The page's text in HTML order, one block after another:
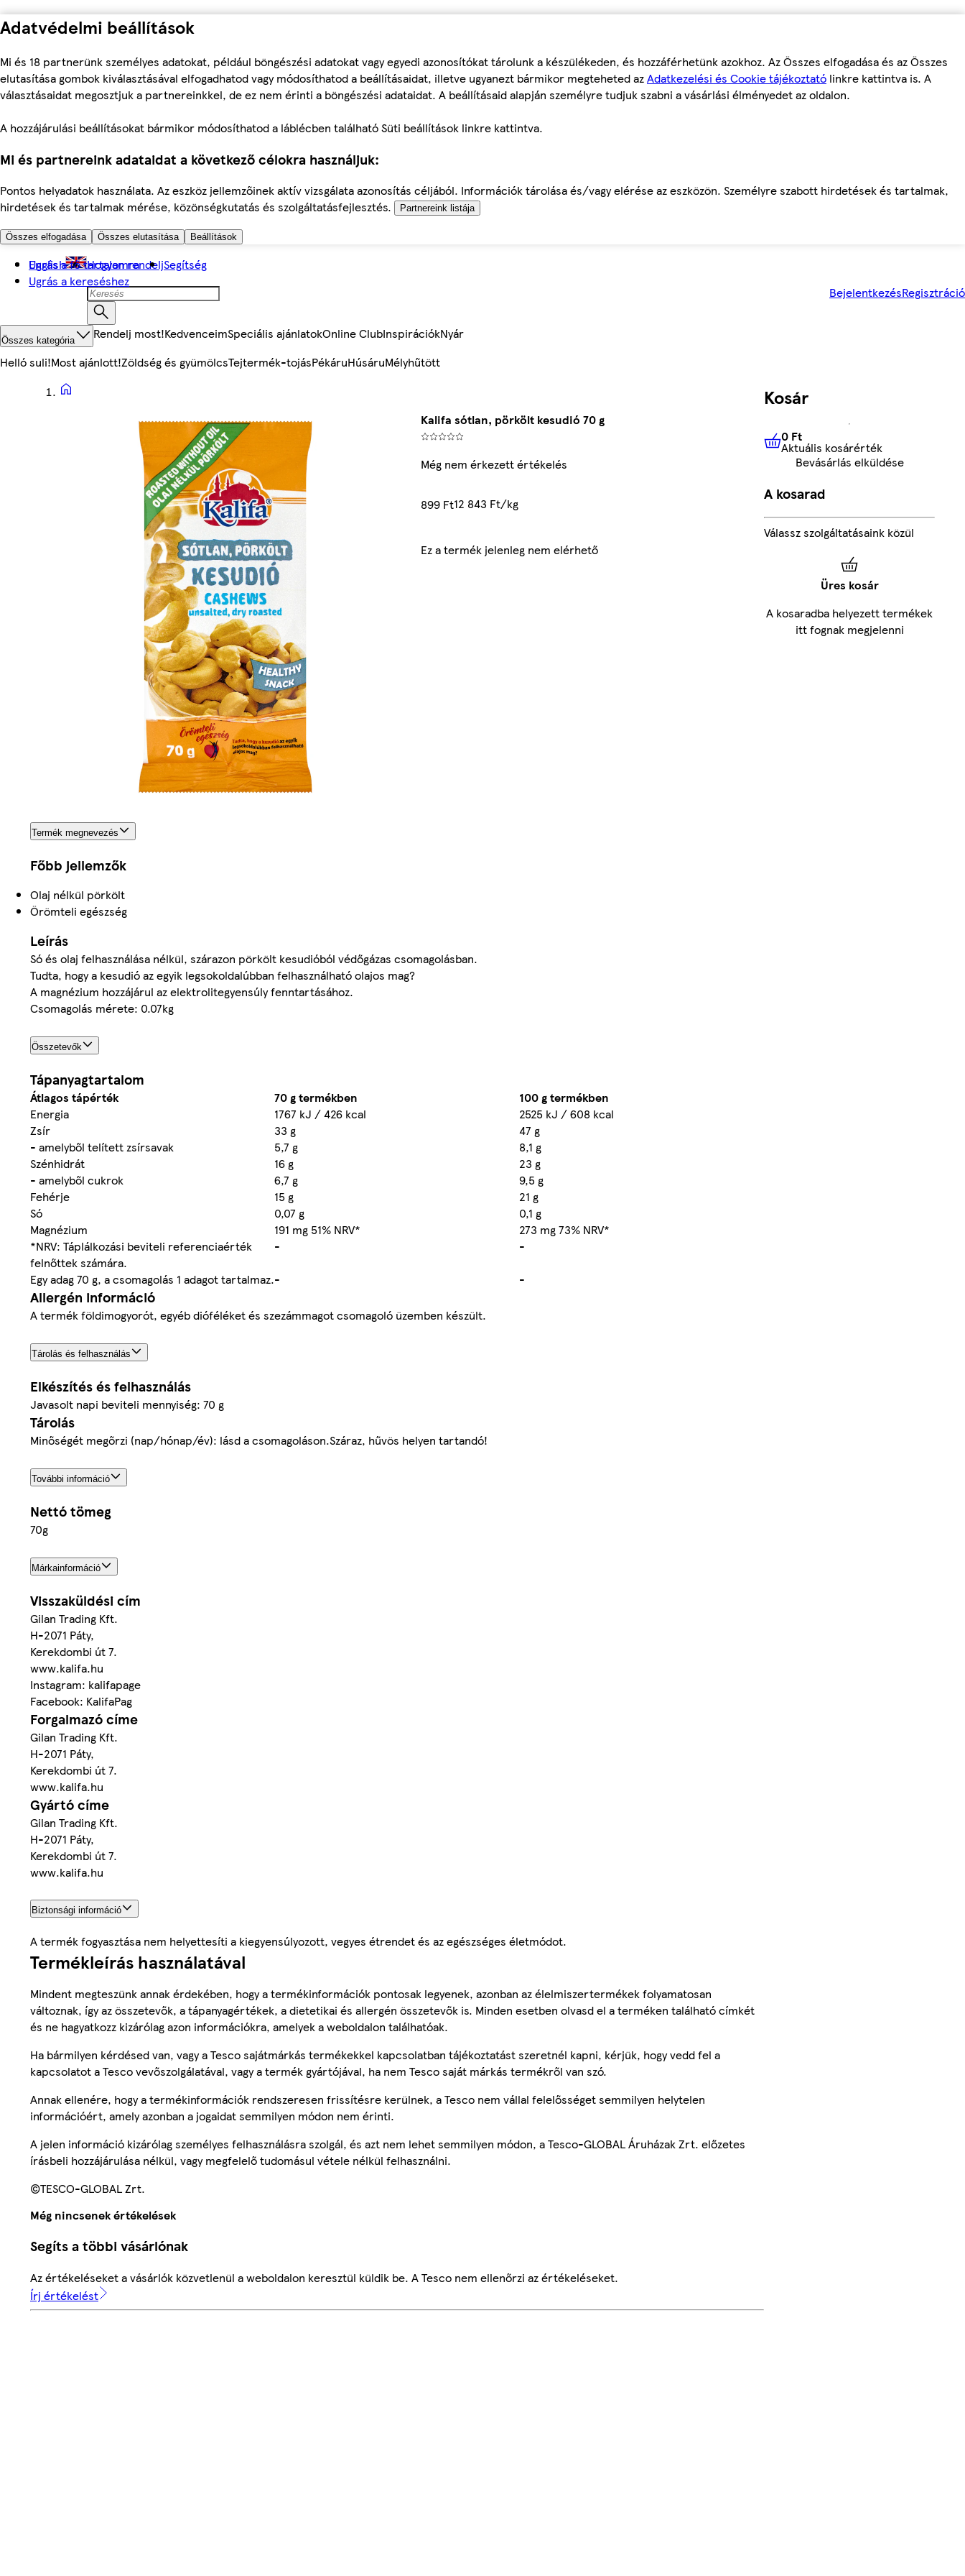
Adatvédelmi beállítások
Mi és 18 partnerünk személyes adatokat, például böngészési adatokat vagy egyedi azonosítókat tárolunk a készülékeden, és hozzáférhetünk azokhoz. Az Összes elfogadása és az Összes
elutasítása gombok kiválasztásával elfogadhatod vagy módosíthatod a beállításaidat, illetve ugyanezt bármikor megteheted azAdatkezelési és Cookie tájékoztató linkre kattintva is. A
választásaidat megosztjuk a partnereinkkel, de ez nem érinti a böngészési adataidat. A beállításaid alapján személyre tudjuk szabni a vásárlási élményedet az oldalon.
A hozzájárulási beállításokat bármikor módosíthatod a láblécben található Süti beállítások linkre kattintva.
Mi és partnereink adataidat a következő célokra használjuk:
Pontos helyadatok használata. Az eszköz jellemzőinek aktív vizsgálata azonosítás céljából. Információk tárolása és/vagy elérése az eszközön. Személyre szabott hirdetések és tartalmak,
hirdetések és tartalmak mérése, közönségkutatás és szolgáltatásfejlesztés.
Partnereink listája
Összes elfogadása Összes elutasítása Beállítások
Ugrás a fő tartalomra
Ugrás a kereséshez
English Hogyan rendeljSegítség
BejelentkezésRegisztráció
Összes kategória Rendelj most!KedvenceimSpeciális ajánlatokOnline ClubInspirációkNyár
Helló suli!Most ajánlott!Zöldség és gyümölcsTejtermék-tojásPékáruHúsáruMélyhűtött
Kalifa sótlan, pörkölt kesudió 70 g
Még nem érkezett értékelés
899 Ft12 843 Ft/kg
Ez a termék jelenleg nem elérhető
Termék megnevezés
Főbb jellemzők
Olaj nélkül pörkölt
Örömteli egészség
Leírás
Só és olaj felhasználása nélkül, szárazon pörkölt kesudióból védőgázas csomagolásban.
Tudta, hogy a kesudió az egyik legsokoldalúbban felhasználható olajos mag?
A magnézium hozzájárul az elektrolitegyensúly fenntartásához.
Csomagolás mérete: 0.07kg
Összetevők
Tápanyagtartalom
Átlagos tápérték 70 g termékben
100 g termékben
Energia
1767 kJ / 426 kcal
2525 kJ / 608 kcal
Zsír
33 g
47 g
- amelyből telített zsírsavak
5,7 g
8,1 g
Szénhidrát
16 g
23 g
- amelyből cukrok
6,7 g
9,5 g
Fehérje
15 g
21 g
Só
0,07 g
0,1 g
Magnézium
191 mg 51% NRV*
273 mg 73% NRV*
*NRV: Táplálkozási beviteli referenciaérték
felnőttek számára.
-
-
Egy adag 70 g, a csomagolás 1 adagot tartalmaz.- -
Allergén információ
A termék földimogyorót, egyéb dióféléket és szezámmagot csomagoló üzemben készült.
Tárolás és felhasználás
Elkészítés és felhasználás
Javasolt napi beviteli mennyiség: 70 g
Tárolás
Minőségét megőrzi (nap/hónap/év): lásd a csomagoláson.Száraz, hűvös helyen tartandó!
További információ
Nettó tömeg
70g
Márkainformáció
Visszaküldési cím
Gilan Trading Kft.
H-2071 Páty,
Kerekdombi út 7.
www.kalifa.hu
Instagram: kalifapage
Facebook: KalifaPag
Forgalmazó címe
Gilan Trading Kft.
H-2071 Páty,
Kerekdombi út 7.
www.kalifa.hu
Gyártó címe
Gilan Trading Kft.
H-2071 Páty,
Kerekdombi út 7.
www.kalifa.hu
Biztonsági információ
A termék fogyasztása nem helyettesíti a kiegyensúlyozott, vegyes étrendet és az egészséges életmódot.
Termékleírás használatával
Mindent megteszünk annak érdekében, hogy a termékinformációk pontosak legyenek, azonban az élelmiszertermékek folyamatosan
változnak, így az összetevők, a tápanyagértékek, a dietetikai és allergén összetevők is. Minden esetben olvasd el a terméken található címkét
és ne hagyatkozz kizárólag azon információkra, amelyek a weboldalon találhatóak.
Ha bármilyen kérdésed van, vagy a Tesco sajátmárkás termékekkel kapcsolatban tájékoztatást szeretnél kapni, kérjük, hogy vedd fel a
kapcsolatot a Tesco vevőszolgálatával, vagy a termék gyártójával, ha nem Tesco saját márkás termékről van szó.
Annak ellenére, hogy a termékinformációk rendszeresen frissítésre kerülnek, a Tesco nem vállal felelősséget semmilyen helytelen
információért, amely azonban a jogaidat semmilyen módon nem érinti.
A jelen információ kizárólag személyes felhasználásra szolgál, és azt nem lehet semmilyen módon, a Tesco-GLOBAL Áruházak Zrt. előzetes
írásbeli hozzájárulása nélkül, vagy megfelelő tudomásul vétele nélkül felhasználni.
©TESCO-GLOBAL Zrt.
Még nincsenek értékelések
Segíts a többi vásárlónak
Az értékeléseket a vásárlók közvetlenül a weboldalon keresztül küldik be. A Tesco nem ellenőrzi az értékeléseket.
Írj értékelést
Kosár
0 FtAktuális kosárérték
0 Ft
Aktuális kosárérték
Bevásárlás elküldése
A kosarad
Válassz szolgáltatásaink közül
Üres kosár
A kosaradba helyezett termékek
itt fognak megjelenni